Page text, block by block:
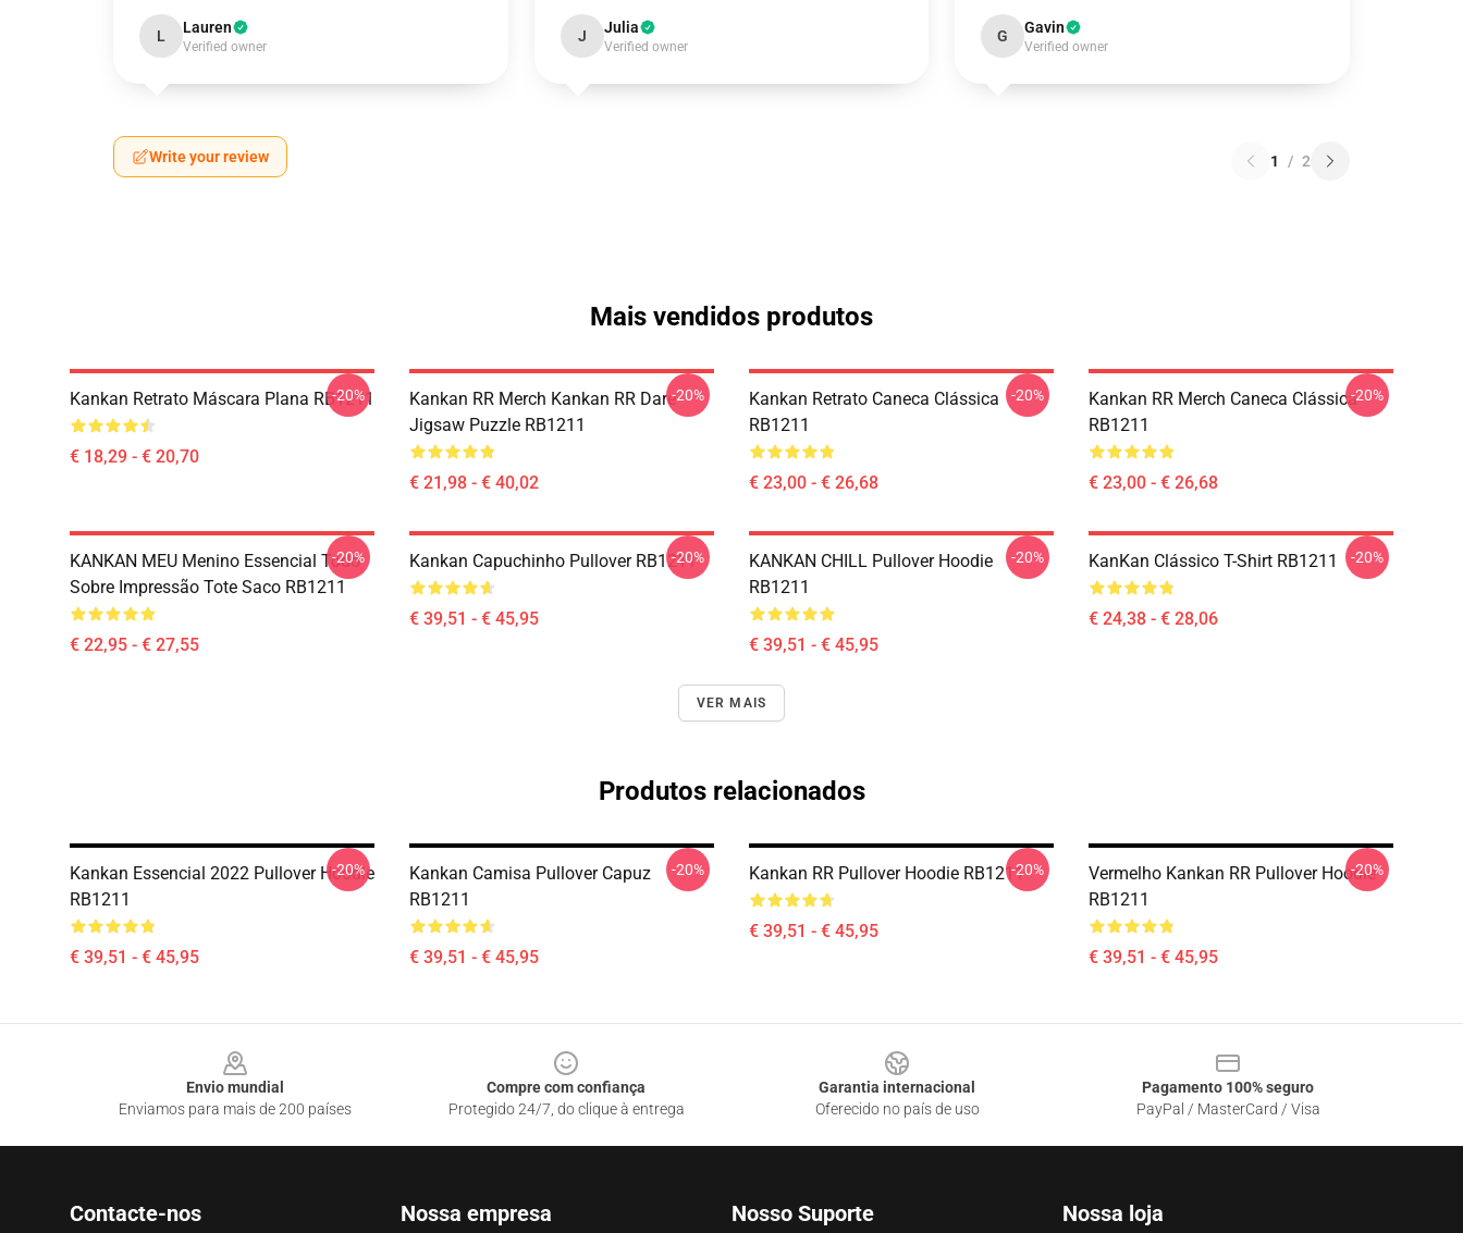
L Lauren
Verified owner
J Julia
Verified owner
G Gavin
Verified owner
Write your review 1 / 2
Mais vendidos produtos
Kankan Retrato Máscara Plana RB1211
€ 18,29 - € 20,70
-20%
Kankan RR Merch Kankan RR Dare
Jigsaw Puzzle RB1211
€ 21,98 - € 40,02
-20%
Kankan Retrato Caneca Clássica
RB1211
€ 23,00 - € 26,68
-20%
Kankan RR Merch Caneca Clássica
RB1211
€ 23,00 - € 26,68
-20%
KANKAN MEU Menino Essencial Todo
Sobre Impressão Tote Saco RB1211
€ 22,95 - € 27,55
-20% Kankan Capuchinho Pullover RB1211
€ 39,51 - € 45,95
-20%
KANKAN CHILL Pullover Hoodie
RB1211
€ 39,51 - € 45,95
-20% KanKan Clássico T-Shirt RB1211
€ 24,38 - € 28,06
-20%
VER MAIS
Produtos relacionados
Kankan Essencial 2022 Pullover Hoodie
RB1211
€ 39,51 - € 45,95
-20%
Kankan Camisa Pullover Capuz
RB1211
€ 39,51 - € 45,95
-20% Kankan RR Pullover Hoodie RB1211
€ 39,51 - € 45,95
-20%
Vermelho Kankan RR Pullover Hoodie
RB1211
€ 39,51 - € 45,95
-20%
Envio mundial
Enviamos para mais de 200 países
Compre com confiança
Protegido 24/7, do clique à entrega
Garantia internacional
Oferecido no país de uso
Pagamento 100% seguro
PayPal / MasterCard / Visa
Contacte-nos Nossa empresa Nosso Suporte Nossa loja